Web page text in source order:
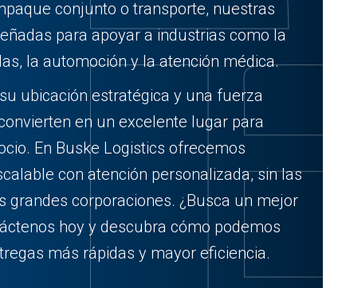
conjunto o transporte, nuestras
para apoyar a industrias como la
la automoción y la atención médica.
su ubicación estratégica y una fuerza
en un excelente lugar para
En Buske Logistics ofrecemos
con atención personalizada, sin las
grandes corporaciones. ¿Busca un mejor
hoy y descubra cómo podemos
más rápidas y mayor eficiencia.